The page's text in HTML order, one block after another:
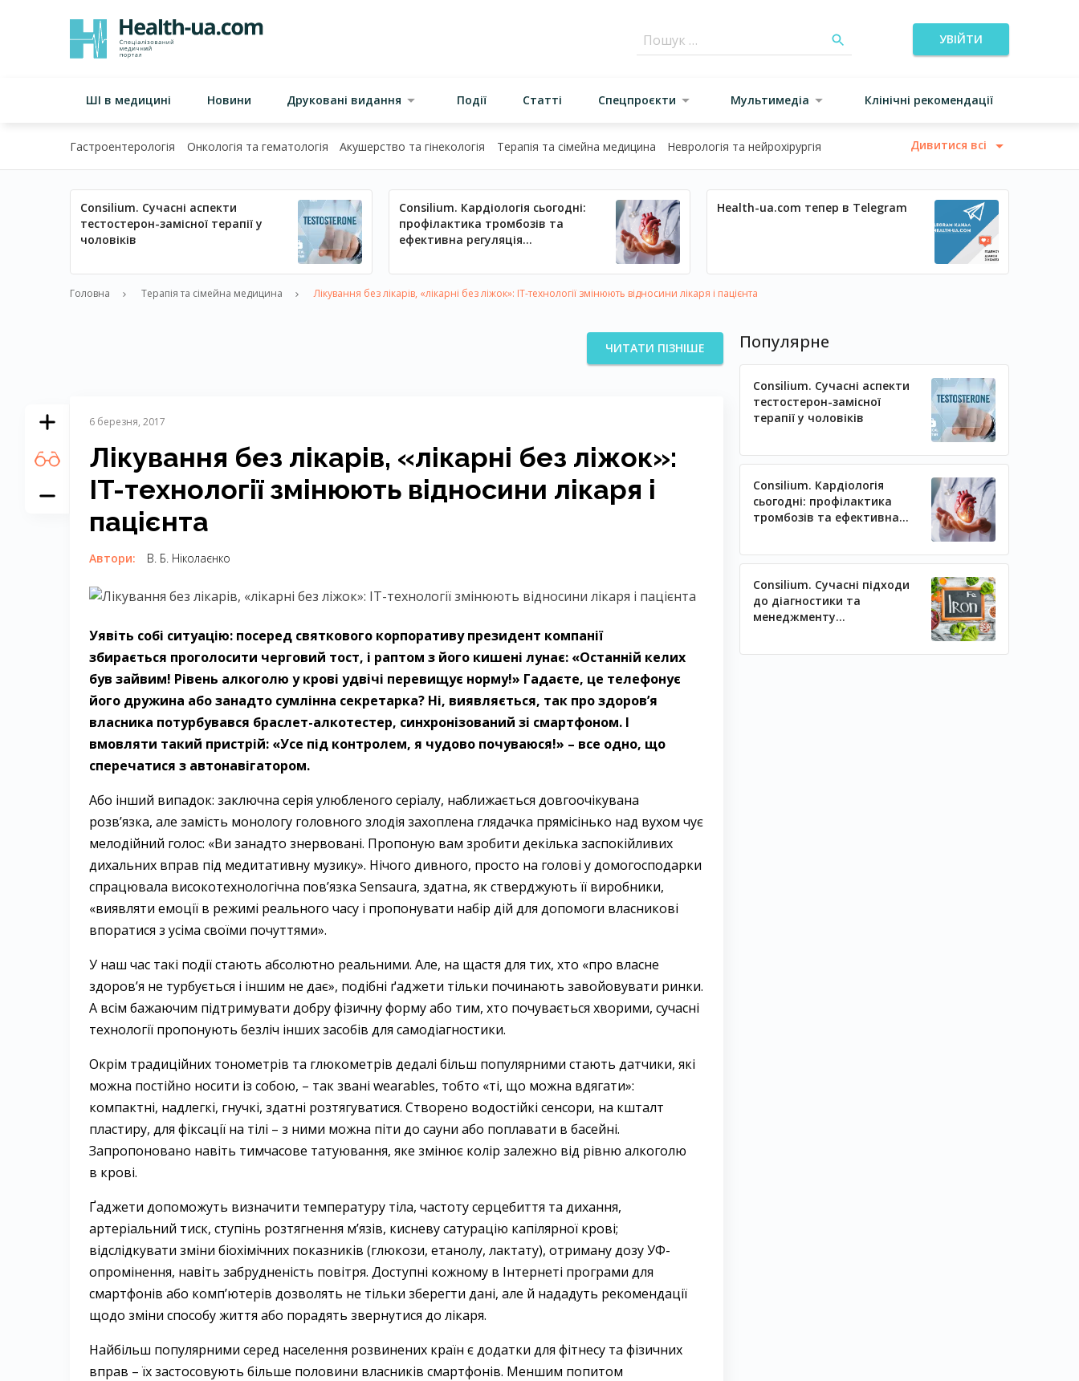
УВІЙТИ
ШІ в медицині Новини Друковані видання Події Статті Спецпроєкти Мультимедіа Клінічні рекомендації
Гастроентерологія Онкологія та гематологія Акушерство та гінекологія Терапія та сімейна медицина Неврологія та нейрохірургія Дивитися всі
Consilium. Сучасні аспекти
тестостерон-замісної терапії у
чоловіків
Consilium. Кардіологія сьогодні:
профілактика тромбозів та
ефективна регуляція
Health-ua.com тепер в Telegram
Головна Терапія та сімейна медицина Лікування без лікарів, «лікарні без ліжок»: IT-технології змінюють відносини лікаря і пацієнта
ЧИТАТИ ПІЗНІШЕ
6 березня, 2017
Лікування без лікарів, «лікарні без ліжок»:
IT-технології змінюють відносини лікаря і
пацієнта
Автори: В. Б. Ніколаєнко
Уявіть собі ситуацію: посеред святкового корпоративу президент компанії
збирається проголосити черговий тост, і раптом з його кишені лунає: «Останній келих
був зайвим! Рівень алкоголю у крові удвічі перевищує норму!» Гадаєте, це телефонує
його дружина або занадто сумлінна секретарка? Ні, виявляється, так про здоров’я
власника потурбувався браслет-алкотестер, синхронізований зі смартфоном. І
вмовляти такий пристрій: «Усе під контролем, я чудово почуваюся!» – все одно, що
сперечатися з автонавігатором.
Або інший випадок: заключна серія улюбленого серіалу, наближається довгоочікувана
розв’язка, але замість монологу головного злодія захоплена глядачка прямісінько над вухом чує
мелодійний голос: «Ви занадто знервовані. Пропоную вам зробити декілька заспокійливих
дихальних вправ під медитативну музику». Нічого дивного, просто на голові у домогосподарки
спрацювала високотехнологічна пов’язка Sensaura, здатна, як стверджують її виробники,
«виявляти емоції в режимі реального часу і пропонувати набір дій для допомоги власникові
впоратися з усіма своїми почуттями».
У наш час такі події стають абсолютно реальними. Але, на щастя для тих, хто «про власне
здоров’я не турбується і іншим не дає», подібні ґаджети тільки починають завойовувати ринки.
А всім бажаючим підтримувати добру фізичну форму або тим, хто почувається хворими, сучасні
технології пропонують безліч інших засобів для самодіагностики.
Окрім традиційних тонометрів та глюкометрів дедалі більш популярними стають датчики, які
можна постійно носити із собою, – так звані wearables, тобто «ті, що можна вдягати»:
компактні, надлегкі, гнучкі, здатні розтягуватися. Створено водостійкі сенсори, на кшталт
пластиру, для фіксації на тілі – з ними можна піти до сауни або поплавати в басейні.
Запропоновано навіть тимчасове татуювання, яке змінює колір залежно від рівню алкоголю
в крові.
Ґаджети допоможуть визначити температуру тіла, частоту серцебиття та дихання,
артеріальний тиск, ступінь розтягнення м’язів, кисневу сатурацію капілярної крові;
відслідкувати зміни біохімічних показників (глюкози, етанолу, лактату), отриману дозу УФ-
опромінення, навіть забрудненість повітря. Доступні кожному в Інтернеті програми для
смартфонів або комп’ютерів дозволять не тільки зберегти дані, але й нададуть рекомендації
щодо зміни способу життя або порадять звернутися до лікаря.
Найбільш популярними серед населення розвинених країн є додатки для фітнесу та фізичних
вправ – їх застосовують більше половини власників смартфонів. Меншим попитом
Популярне
Consilium. Сучасні аспекти
тестостерон-замісної
терапії у чоловіків
Consilium. Кардіологія
сьогодні: профілактика
тромбозів та ефективна
Consilium. Сучасні підходи
до діагностики та
менеджменту